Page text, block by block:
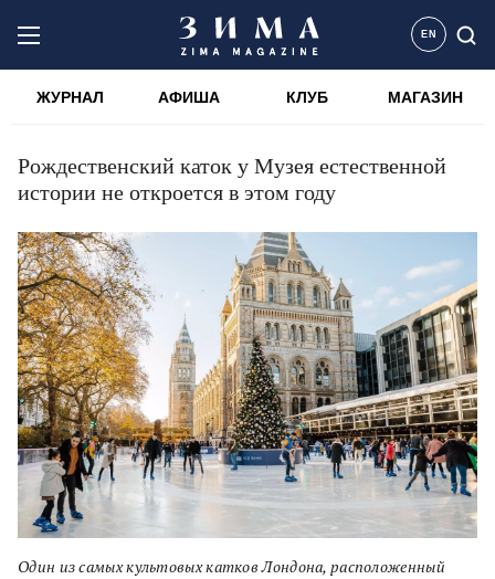
EN
ЖУРНАЛ АФИША КЛУБ МАГАЗИН
Рождественский каток у Музея естественной
истории не откроется в этом году
Один из самых культовых катков Лондона, расположенный